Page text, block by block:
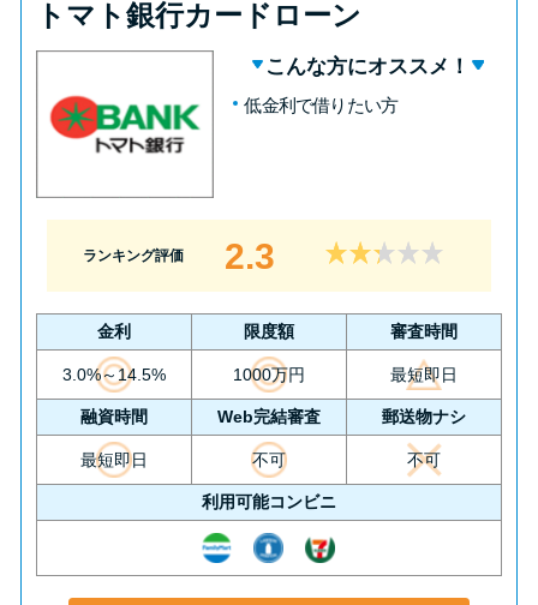
トマト銀行カードローン
こんな方にオススメ！
低金利で借りたい方
ランキング評価 2.3
金利 限度額 審査時間
3.0%～14.5% 1000万円 最短即日
融資時間 Web完結審査 郵送物ナシ
最短即日 不可 不可
利用可能コンビニ